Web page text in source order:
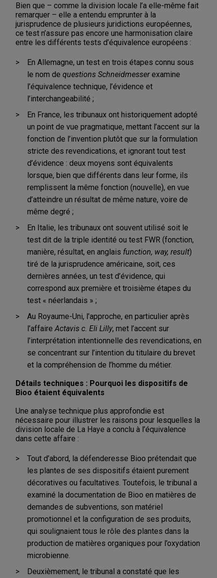
Bien que – comme la division locale l’a elle-même fait
remarquer – elle a entendu emprunter à la
jurisprudence de plusieurs juridictions européennes,
ce test n’assure pas encore une harmonisation claire
entre les différents tests d’équivalence européens :
En Allemagne, un test en trois étapes connu sous
le nom de questions Schneidmesserexamine
l’équivalence technique, l’évidence et
l’interchangeabilité ;
En France, les tribunaux ont historiquement adopté
un point de vue pragmatique, mettant l’accent sur la
fonction de l’invention plutôt que sur la formulation
stricte des revendications, et ignorant tout test
d’évidence : deux moyens sont équivalents
lorsque, bien que différents dans leur forme, ils
remplissent la même fonction (nouvelle), en vue
d’atteindre un résultat de même nature, voire de
même degré ;
En Italie, les tribunaux ont souvent utilisé soit le
test dit de la triple identité ou test FWR (fonction,
manière, résultat, en anglais function, way, result)
tiré de la jurisprudence américaine, soit, ces
dernières années, un test d’évidence, qui
correspond aux première et troisième étapes du
test « néerlandais » ;
Au Royaume-Uni, l’approche, en particulier après
l’affaire Actavis c. Eli Lilly, met l’accent sur
l’interprétation intentionnelle des revendications, en
se concentrant sur l’intention du titulaire du brevet
et la compréhension de l’homme du métier.
Détails techniques : Pourquoi les dispositifs de
Bioo étaient équivalents
Une analyse technique plus approfondie est
nécessaire pour illustrer les raisons pour lesquelles la
division locale de La Haye a conclu à l’équivalence
dans cette affaire :
Tout d’abord, la défenderesse Bioo prétendait que
les plantes de ses dispositifs étaient purement
décoratives ou facultatives. Toutefois, le tribunal a
examiné la documentation de Bioo en matières de
demandes de subventions, son matériel
promotionnel et la configuration de ses produits,
qui soulignaient tous le rôle des plantes dans la
production de matières organiques pour l’oxydation
microbienne.
Deuxièmement, le tribunal a constaté que les